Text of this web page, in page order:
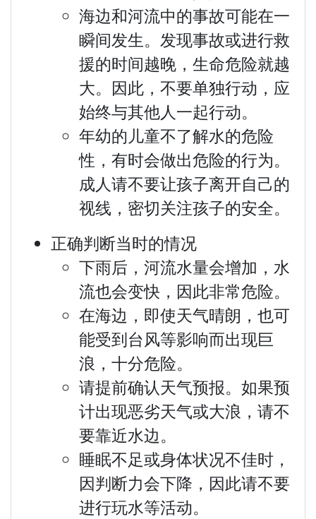
海边和河流中的事故可能在一
瞬间发生。发现事故或进行救
援的时间越晚，生命危险就越
大。因此，不要单独行动，应
始终与其他人一起行动。
年幼的儿童不了解水的危险
性，有时会做出危险的行为。
成人请不要让孩子离开自己的
视线，密切关注孩子的安全。
正确判断当时的情况
下雨后，河流水量会增加，水
流也会变快，因此非常危险。
在海边，即使天气晴朗，也可
能受到台风等影响而出现巨
浪，十分危险。
请提前确认天气预报。如果预
计出现恶劣天气或大浪，请不
要靠近水边。
睡眠不足或身体状况不佳时，
因判断力会下降，因此请不要
进行玩水等活动。